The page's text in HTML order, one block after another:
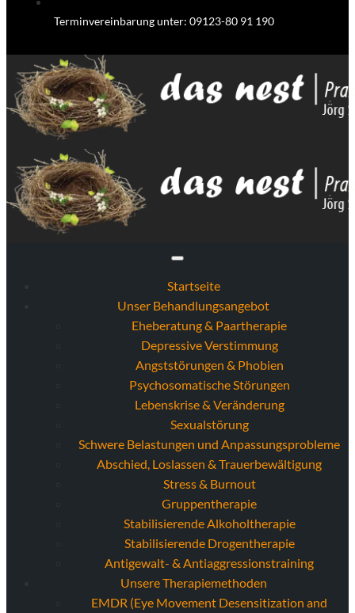
Terminvereinbarung unter: 09123-80 91 190
Startseite
Unser Behandlungsangebot
Eheberatung & Paartherapie
Depressive Verstimmung
Angststörungen & Phobien
Psychosomatische Störungen
Lebenskrise & Veränderung
Sexualstörung
Schwere Belastungen und Anpassungsprobleme
Abschied, Loslassen & Trauerbewältigung
Stress & Burnout
Gruppentherapie
Stabilisierende Alkoholtherapie
Stabilisierende Drogentherapie
Antigewalt- & Antiaggressionstraining
Unsere Therapiemethoden
EMDR (Eye Movement Desensitization and